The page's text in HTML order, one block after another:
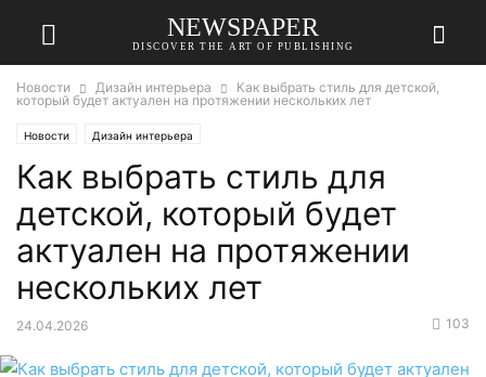
NEWSPAPER
DISCOVER THE ART OF PUBLISHING
Новости Дизайн интерьера
Как выбрать стиль для детской,
который будет актуален на протяжении нескольких лет
Новости Дизайн интерьера
Как выбрать стиль для
детской, который будет
актуален на протяжении
нескольких лет
24.04.2026 103